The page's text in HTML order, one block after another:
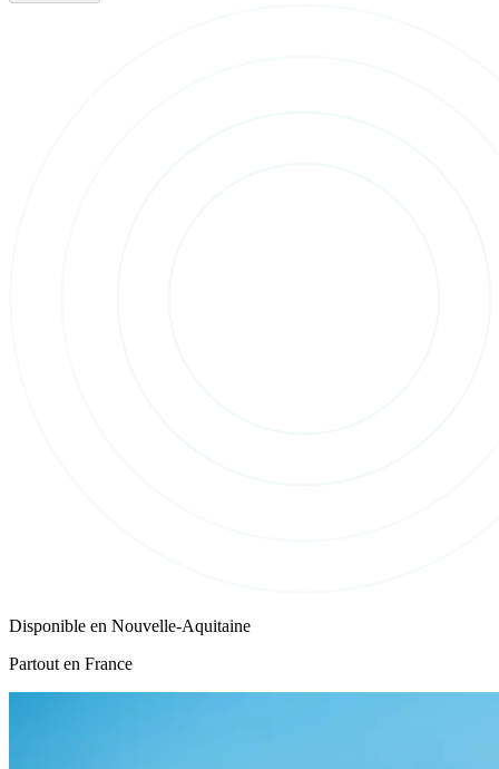
Disponible en Nouvelle-Aquitaine
Partout en France